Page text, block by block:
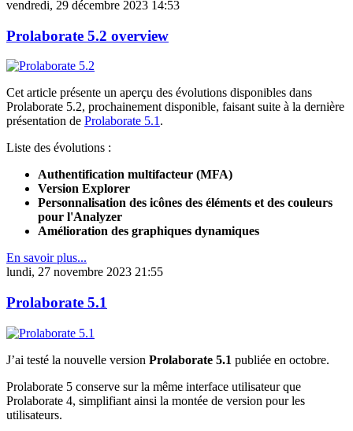
vendredi, 29 décembre 2023 14:53
Prolaborate 5.2 overview
Cet article présente un aperçu des évolutions disponibles dans
Prolaborate 5.2, prochainement disponible, faisant suite à la dernière
présentation de Prolaborate 5.1 .
Liste des évolutions :
Authentification multifacteur (MFA)
Version Explorer
Personnalisation des icônes des éléments et des couleurs
pour l'Analyzer
Amélioration des graphiques dynamiques
En savoir plus...
lundi, 27 novembre 2023 21:55
Prolaborate 5.1
J’ai testé la nouvelle version Prolaborate 5.1 publiée en octobre.
Prolaborate 5 conserve sur la même interface utilisateur que
Prolaborate 4, simplifiant ainsi la montée de version pour les
utilisateurs.